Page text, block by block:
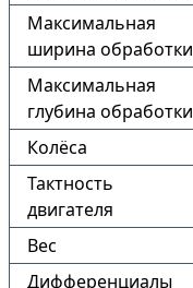
Максимальная
ширина обработки
Максимальная
глубина обработки
Колёса
Тактность
двигателя
Вес
Дифференциалы